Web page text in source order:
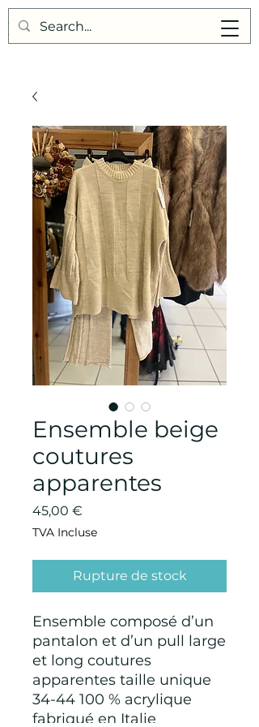
Points de Suture
Ensemble beige
coutures
apparentes
45,00 €
TVA Incluse
Rupture de stock
Ensemble composé d’un
pantalon et d’un pull large
et long coutures
apparentes taille unique
34-44 100 % acrylique
fabriqué en Italie